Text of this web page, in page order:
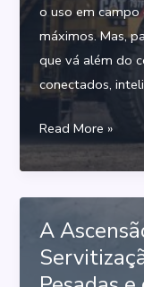
o uso em
máximos. Mas,
que vá além do
conectados,
A
certa
para
Transformar
a
Gestão
Read More »
A